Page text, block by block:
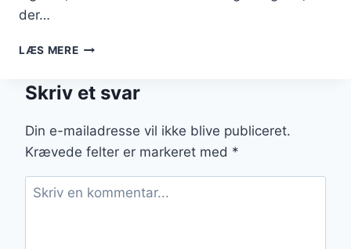
der…
LÆS MEREKARTOFLER
MED
FRISK
OG
VELSMAGENDE
Skriv et svar
Din e-mailadresse vil ikke blive publiceret.
Krævede felter er markeret med *